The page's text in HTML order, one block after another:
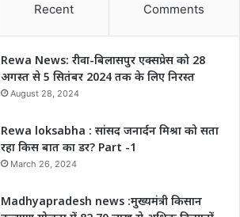
Recent Comments
Rewa News: रीवा-बिलासपुर एक्सप्रेस को 28
अगस्त से 5 सितंबर 2024 तक के लिए निरस्त
August 28, 2024
Rewa loksabha : सांसद जनार्दन मिश्रा को सता
रहा किस बात का डर? Part -1
March 26, 2024
Madhyapradesh news :मुख्यमंत्री किसान